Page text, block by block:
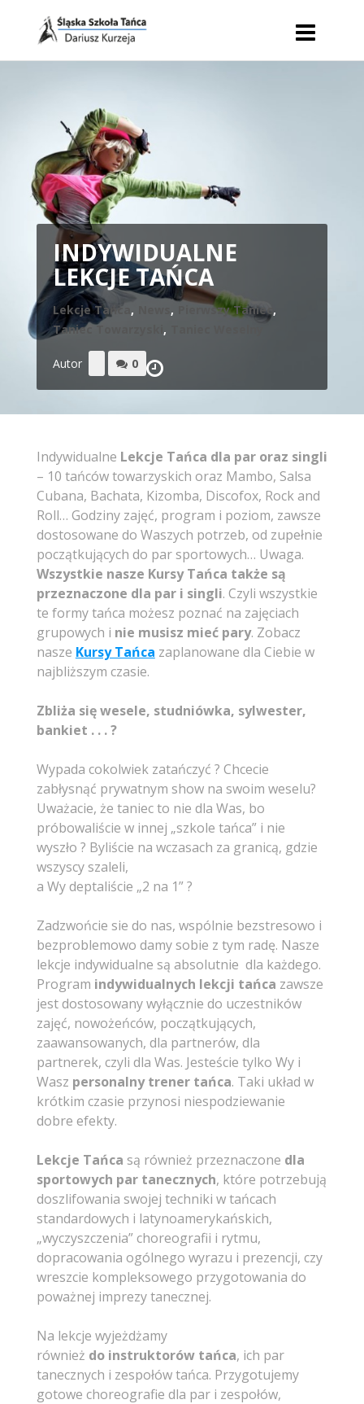
INDYWIDUALNE
LEKCJE TAŃCA
Lekcje Tańca , , Pierwszy Taniec ,
Taniec Towarzyski ,
Autor 0
Indywidualne Lekcje Tańca dla par oraz singli
– 10 tańców towarzyskich oraz Mambo, Salsa
Cubana, Bachata, Kizomba, Discofox, Rock and
Roll… Godziny zajęć, program i poziom, zawsze
dostosowane do Waszych potrzeb, od zupełnie
początkujących do par sportowych… Uwaga.
Wszystkie nasze Kursy Tańca także są
przeznaczone dla par i singli. Czyli wszystkie
te formy tańca możesz poznać na zajęciach
grupowych i nie musisz mieć pary. Zobacz
nasze Kursy Tańca zaplanowane dla Ciebie w
najbliższym czasie.
Zbliża się wesele, studniówka, sylwester,
bankiet . . . ?
Wypada cokolwiek zatańczyć ? Chcecie
zabłysnąć prywatnym show na swoim weselu?
Uważacie, że taniec to nie dla Was, bo
próbowaliście w innej „szkole tańca” i nie
wyszło ? Byliście na wczasach za granicą, gdzie
wszyscy szaleli,
a Wy deptaliście „2 na 1” ?
Zadzwońcie sie do nas, wspólnie bezstresowo i
bezproblemowo damy sobie z tym radę. Nasze
lekcje indywidualne są absolutnie dla każdego.
Program indywidualnych lekcji tańca zawsze
jest dostosowany wyłącznie do uczestników
zajęć, nowożeńców, początkujących,
zaawansowanych, dla partnerów, dla
partnerek, czyli dla Was. Jesteście tylko Wy i
Wasz personalny trener tańca. Taki układ w
krótkim czasie przynosi niespodziewanie
dobre efekty.
Lekcje Tańca są również przeznaczone dla
sportowych par tanecznych, które potrzebują
doszlifowania swojej techniki w tańcach
standardowych i latynoamerykańskich,
„wyczyszczenia” choreografii i rytmu,
dopracowania ogólnego wyrazu i prezencji, czy
wreszcie kompleksowego przygotowania do
poważnej imprezy tanecznej.
Na lekcje wyjeżdżamy
również do instruktorów tańca, ich par
tanecznych i zespołów tańca. Przygotujemy
gotowe choreografie dla par i zespołów,